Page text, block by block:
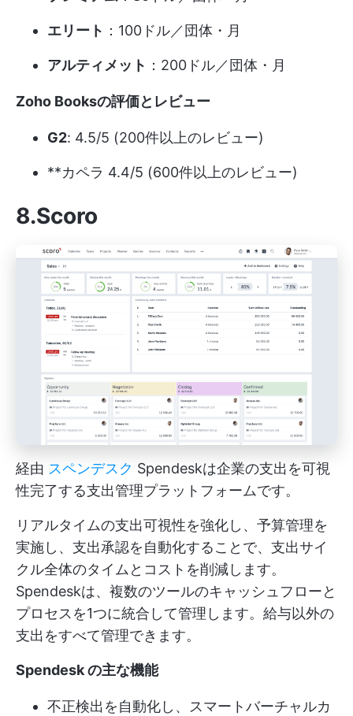
エリート ：100ドル／団体・月
アルティメット ：200ドル／団体・月
Zoho Booksの評価とレビュー
G2: 4.5/5 (200件以上のレビュー)
**カペラ 4.4/5 (600件以上のレビュー)
8.Scoro
経由 スペンデスク Spendeskは企業の支出を可視
性完了する支出管理プラットフォームです。
リアルタイムの支出可視性を強化し、予算管理を
実施し、支出承認を自動化することで、支出サイ
クル全体のタイムとコストを削減します。
Spendeskは、複数のツールのキャッシュフローと
プロセスを1つに統合して管理します。給与以外の
支出をすべて管理できます。
Spendesk の主な機能
不正検出を自動化し、スマートバーチャルカ